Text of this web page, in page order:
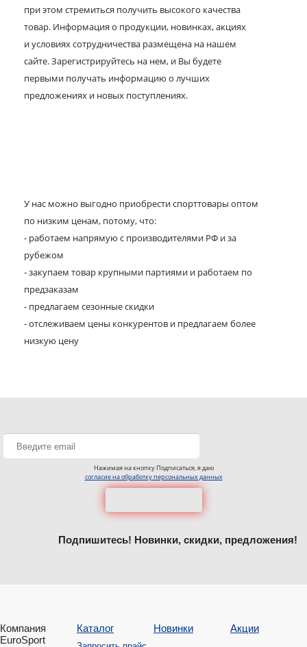
при этом стремиться получить высокого качества
товар. Информация о продукции, новинках, акциях
и условиях сотрудничества размещена на нашем
сайте. Зарегистрируйтесь на нем, и Вы будете
первыми получать информацию о лучших
предложениях и новых поступлениях.
У нас можно выгодно приобрести спорттовары оптом
по низким ценам, потому, что:
- работаем напрямую с производителями РФ и за
рубежом
- закупаем товар крупными партиями и работаем по
предзаказам
- предлагаем сезонные скидки
- отслеживаем цены конкурентов и предлагаем более
низкую цену
Нажимая на кнопку Подписаться, я даю
согласие на обработку персональных данных
Подпишитесь! Новинки, скидки, предложения!
Компания
EuroSport
Каталог Новинки Акции